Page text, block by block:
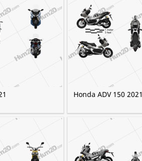
Honda ADV 150 2021